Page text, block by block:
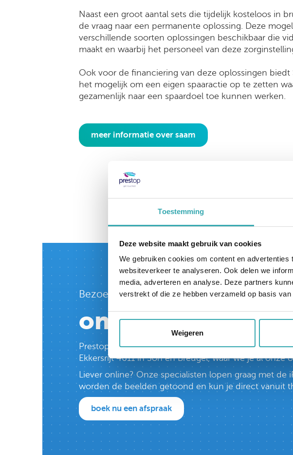
Toestemming
Deze website maakt gebruik van cookies
We gebruiken cookies om content en
websiteverkeer te analyseren. Ook delen we
media, adverteren en analyse. Deze partners
verstrekt of die ze hebben verzameld op basis
Weigeren
Naast een groot aantal sets die tijdelijk kosteloos in
de vraag naar een permanente oplossing. Deze
verschillende soorten oplossingen beschikbaar die
maakt en waarbij het personeel van deze
Ook voor de financiering van deze oplossingen
het mogelijk om een eigen spaaractie op te zetten
gezamenlijk naar een spaardoel toe kunnen werken.
meer informatie over saam
Bezoek nu
ons Interactieve
Prestop heeft het grootste Interactieve Experience
Ekkersrijt 4611 in Son en Breugel, waar we je al
Liever online? Onze specialisten lopen graag met
worden de beelden getoond en kun je direct vanuit
boek nu een afspraak